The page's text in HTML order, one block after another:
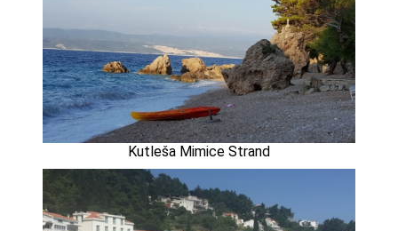
Kutleša Mimice Strand